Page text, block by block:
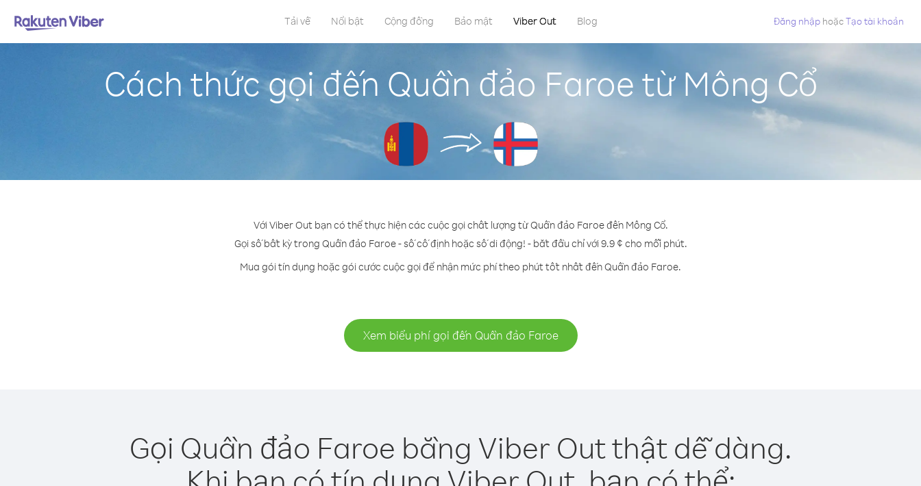
Tải về Nổi bật Cộng đồng Bảo mật Viber Out Blog Đăng nhập hoặcTạo tài khoản
Cách thức gọi đến Quần đảo Faroe từ Mông Cổ
Với Viber Out bạn có thể thực hiện các cuộc gọi chất lượng từ Quần đảo Faroe đến Mông Cổ.
Gọi số bất kỳ trong Quần đảo Faroe - số cố định hoặc số di động! - bắt đầu chỉ với 9.9 ¢ cho mỗi phút.
Mua gói tín dụng hoặc gói cước cuộc gọi để nhận mức phí theo phút tốt nhất đến Quần đảo Faroe.
Xem biểu phí gọi đến Quần đảo Faroe
Gọi Quần đảo Faroe bằng Viber Out thật dễ dàng.